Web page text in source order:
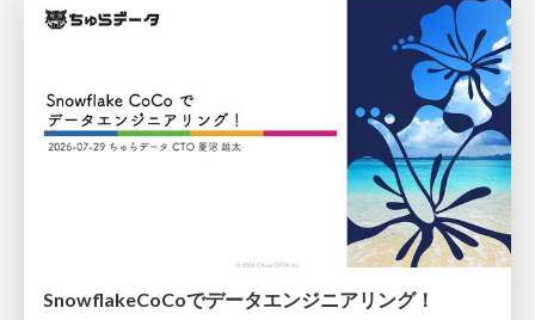
SnowflakeCoCoでデータエンジニアリング！